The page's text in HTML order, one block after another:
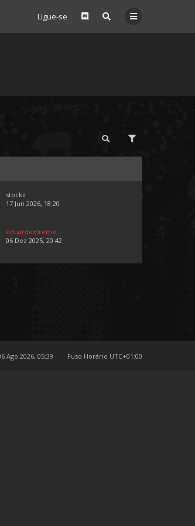
Ligue-se
stockii
17 Jun 2026, 18:20
eduardextreme
06 Dez 2025, 20:42
Fuso Horário UTC+01:00
Ago 2026, 05:39